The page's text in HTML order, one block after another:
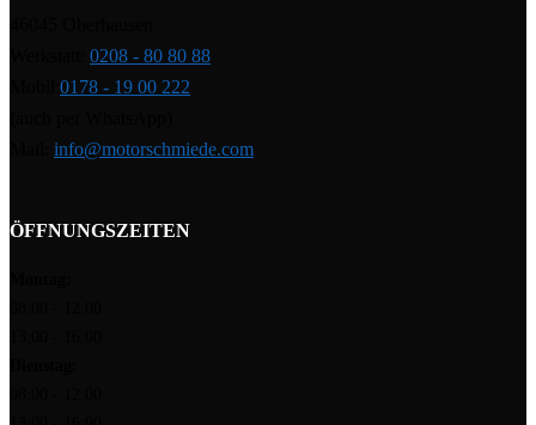
0208 - 80 80 88
0178 - 19 00 222
info@motorschmiede.com
ÖFFNUNGSZEITEN